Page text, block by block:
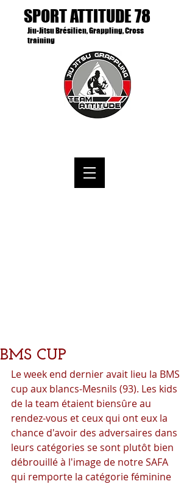
SPORT ATTITUDE 78
Jiu-Jitsu Brésilien, Grappling, Cross
training
BMS CUP
Le week end dernier avait lieu la BMS
cup aux blancs-Mesnils (93). Les kids
de la team étaient biensûre au
rendez-vous et ceux qui ont eux la
chance d'avoir des adversaires dans
leurs catégories se sont plutôt bien
débrouillé à l'image de notre SAFA
qui remporte la catégorie féminine